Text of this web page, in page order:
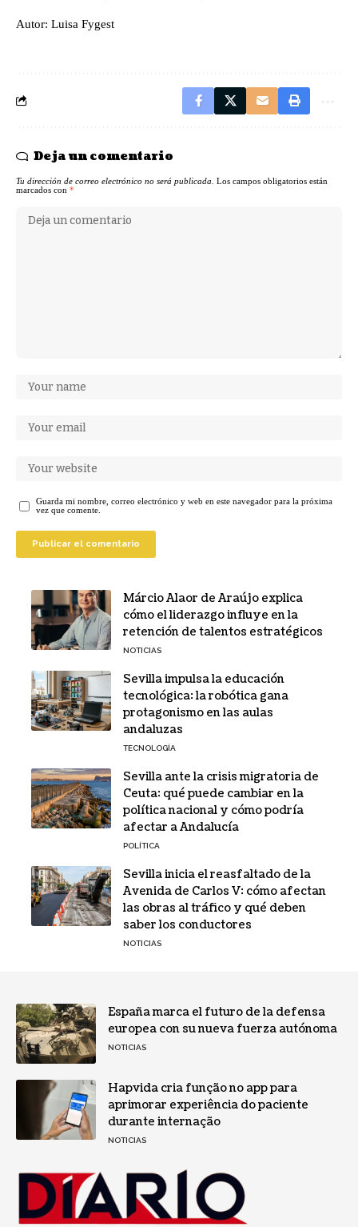
Autor: Luisa Fygest
Deja un comentario
Tu dirección de correo electrónico no será publicada.
Los campos obligatorios están
marcados con *
Guarda mi nombre, correo electrónico y web en este navegador para la próxima
vez que comente.
Márcio Alaor de Araújo explica
cómo el liderazgo influye en la
retención de talentos estratégicos
NOTICIAS
Sevilla impulsa la educación
tecnológica: la robótica gana
protagonismo en las aulas
andaluzas
TECNOLOGÍA
Sevilla ante la crisis migratoria de
Ceuta: qué puede cambiar en la
política nacional y cómo podría
afectar a Andalucía
POLÍTICA
Sevilla inicia el reasfaltado de la
Avenida de Carlos V: cómo afectan
las obras al tráfico y qué deben
saber los conductores
NOTICIAS
España marca el futuro de la defensa
europea con su nueva fuerza autónoma
NOTICIAS
Hapvida cria função no app para
aprimorar experiência do paciente
durante internação
NOTICIAS